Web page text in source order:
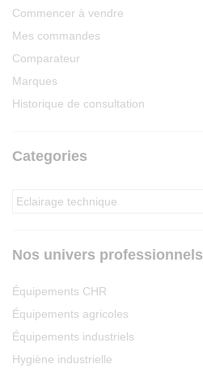
Commencer à vendre
Mes commandes
Comparateur
Marques
Historique de consultation
Categories
Nos univers professionnels
Équipements CHR
Équipements agricoles
Équipements industriels
Hygiène industrielle